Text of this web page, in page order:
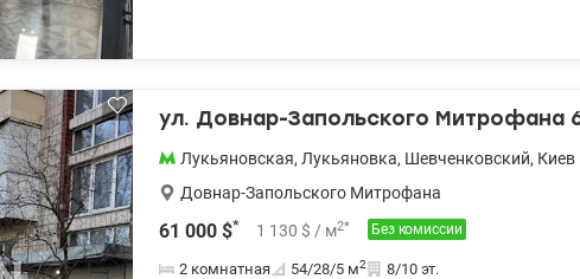
ул. Довнар-Запольского Митрофана
Лукьяновская, Лукьяновка, Шевченковский, Киев
Довнар-Запольского Митрофана
61 000 $* 1 130 $ / м2* Без комиссии
2 комнатная 54/28/5 м2 8/10 эт.